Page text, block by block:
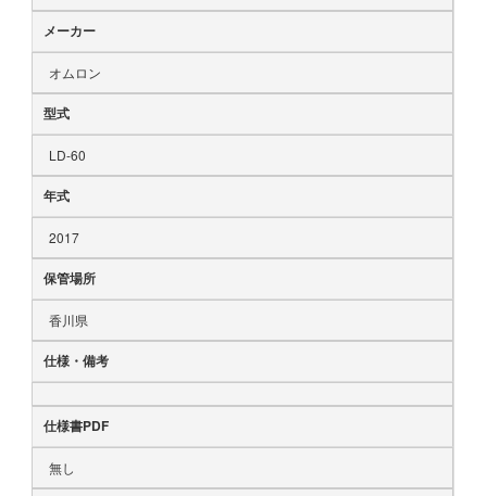
メーカー
オムロン
型式
LD-60
年式
2017
保管場所
香川県
仕様・備考
仕様書PDF
無し